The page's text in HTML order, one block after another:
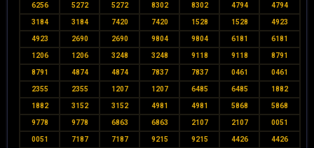
6256 5272 5272 8302 8302 4794 4794
3184 3184 7420 7420 1528 1528 4923
4923 2690 2690 9804 9804 6181 6181
1206 1206 3248 3248 9118 9118 8791
8791 4874 4874 7837 7837 0461 0461
2355 2355 1207 1207 6485 6485 1882
1882 3152 3152 4981 4981 5868 5868
9778 9778 6863 6863 2107 2107 0051
0051 7187 7187 9215 9215 4426 4426